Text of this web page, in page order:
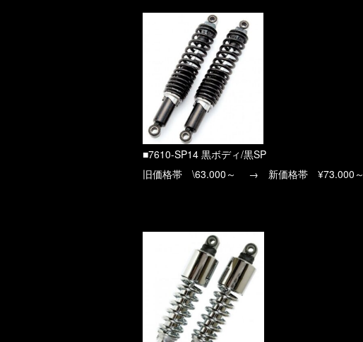
■7610-SP14 黒ボディ/黒SP
旧価格帯 \63.000～ → 新価格帯 ¥73.000～